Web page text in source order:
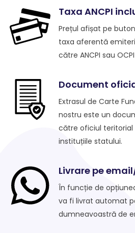
Taxa ANCPI
Prețul afișat pe
taxa aferentă
către ANCPI sau
Document
Extrasul de Carte
nostru este un
către oficiul
instituțiile statului.
Livrare pe
În funcție de
va fi livrat automat
dumneavoastră de